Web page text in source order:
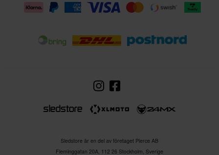
Sledstore är en del av företaget Pierce AB
Fleminggatan 20A, 112 26 Stockholm, Sverige